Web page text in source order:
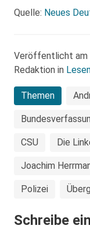
Quelle: Neues
Veröffentlicht am
Redaktion in
Themen
CSU Die
Joachim
Polizei
Schreibe